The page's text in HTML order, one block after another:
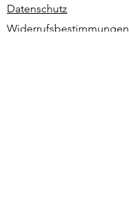
Datenschutz
Widerrufsbestimmungen